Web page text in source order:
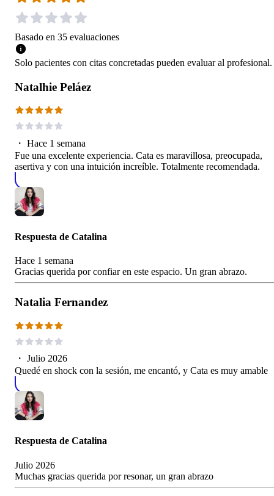
Basado en 35 evaluaciones
Solo pacientes con citas concretadas pueden evaluar al profesional.
Natalhie Peláez
・ Hace 1 semana
Fue una excelente experiencia. Cata es maravillosa, preocupada,
asertiva y con una intuición increíble. Totalmente recomendada.
Respuesta de Catalina
Hace 1 semana
Gracias querida por confiar en este espacio. Un gran abrazo.
Natalia Fernandez
・ Julio 2026
Quedé en shock con la sesión, me encantó, y Cata es muy amable
Respuesta de Catalina
Julio 2026
Muchas gracias querida por resonar, un gran abrazo